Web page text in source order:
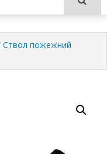
Ствол пожежний